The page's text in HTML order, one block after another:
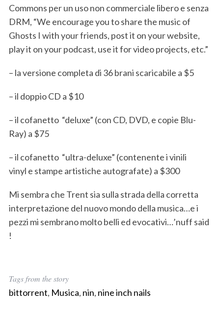
Commons per un uso non commerciale libero e senza
DRM, “We encourage you to share the music of
Ghosts I with your friends, post it on your website,
play it on your podcast, use it for video projects, etc.”
– la versione completa di 36 brani scaricabile a $5
– il doppio CD a $10
– il cofanetto “deluxe” (con CD, DVD, e copie Blu-
Ray) a $75
– il cofanetto “ultra-deluxe” (contenente i vinili
vinyl e stampe artistiche autografate) a $300
Mi sembra che Trent sia sulla strada della corretta
interpretazione del nuovo mondo della musica…e i
pezzi mi sembrano molto belli ed evocativi…’nuff said
!
Tags from the story
bittorrent, Musica, nin, nine inch nails
a
r